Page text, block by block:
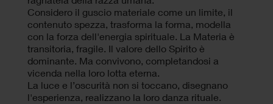
Considero il guscio materiale come un limite, il
contenuto spezza, trasforma la forma, modella
con la forza dell'energia spirituale. La Materia è
transitoria, fragile. Il valore dello Spirito è
dominante. Ma convivono, completandosi a
vicenda nella loro lotta eterna.
La luce e l’oscurità non si toccano, disegnano
l'esperienza, realizzano la loro danza rituale.